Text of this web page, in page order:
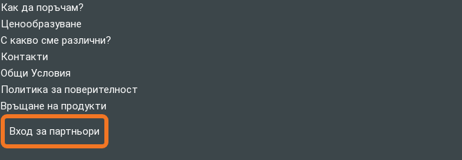
Как да поръчам?
Ценообразуване
С какво сме различни?
Контакти
Общи Условия
Политика за поверителност
Връщане на продукти
Вход за партньори